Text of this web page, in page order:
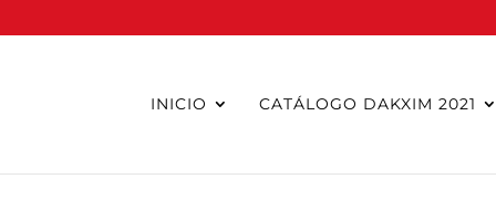
INICIO CATÁLOGO DAKXIM 2021